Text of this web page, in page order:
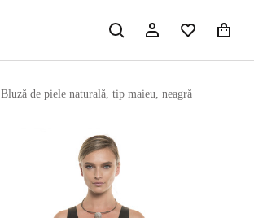
Bluză de piele naturală, tip maieu, neagră